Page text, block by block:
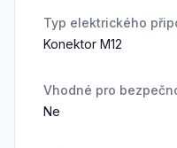
Typ elektrického
Konektor M12
Vhodné pro
Ne